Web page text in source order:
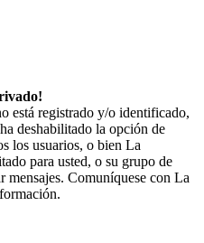
está registrado y/o identificado,
deshabilitado la opción de
los usuarios, o bien La
para usted, o su grupo de
mensajes. Comuníquese con La